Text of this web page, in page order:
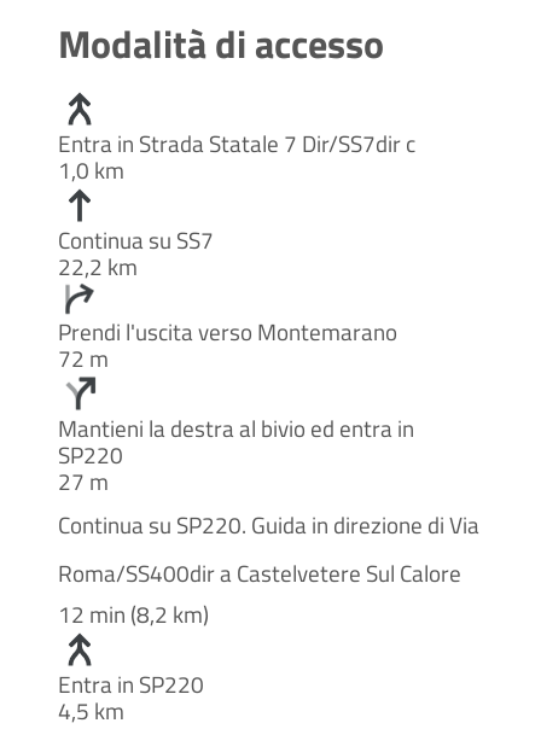
Modalità di accesso
Entra in Strada Statale 7 Dir/SS7dir c
1,0 km
Continua su SS7
22,2 km
Prendi l'uscita verso Montemarano
72 m
Mantieni la destra al bivio ed entra in
SP220
27 m
Continua su SP220. Guida in direzione di Via
Roma/SS400dir a Castelvetere Sul Calore
12 min (8,2 km)
Entra in SP220
4,5 km